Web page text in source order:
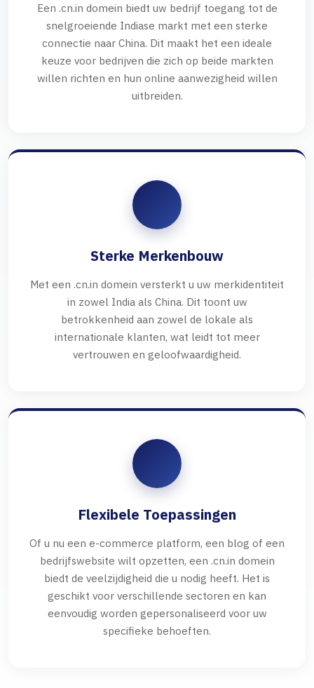
Een .cn.in domein biedt uw bedrijf toegang tot de
snelgroeiende Indiase markt met een sterke
connectie naar China. Dit maakt het een ideale
keuze voor bedrijven die zich op beide markten
willen richten en hun online aanwezigheid willen
uitbreiden.
Sterke Merkenbouw
Met een .cn.in domein versterkt u uw merkidentiteit
in zowel India als China. Dit toont uw
betrokkenheid aan zowel de lokale als
internationale klanten, wat leidt tot meer
vertrouwen en geloofwaardigheid.
Flexibele Toepassingen
Of u nu een e-commerce platform, een blog of een
bedrijfswebsite wilt opzetten, een .cn.in domein
biedt de veelzijdigheid die u nodig heeft. Het is
geschikt voor verschillende sectoren en kan
eenvoudig worden gepersonaliseerd voor uw
specifieke behoeften.